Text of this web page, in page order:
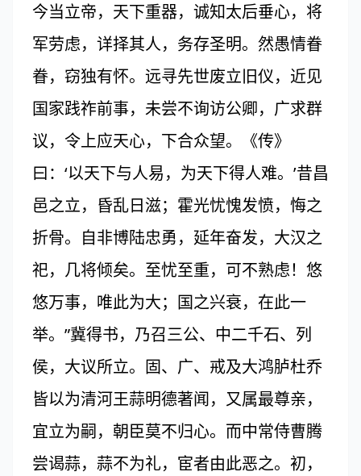
今当立帝，天下重器，诚知太后垂心，将
军劳虑，详择其人，务存圣明。然愚情眷
眷，窃独有怀。远寻先世废立旧仪，近见
国家践祚前事，未尝不询访公卿，广求群
议，令上应天心，下合众望。《传》
曰：‘以天下与人易，为天下得人难。’昔昌
邑之立，昏乱日滋；霍光忧愧发愤，悔之
折骨。自非博陆忠勇，延年奋发，大汉之
祀，几将倾矣。至忧至重，可不熟虑！悠
悠万事，唯此为大；国之兴衰，在此一
举。”冀得书，乃召三公、中二千石、列
侯，大议所立。固、广、戒及大鸿胪杜乔
皆以为清河王蒜明德著闻，又属最尊亲，
宜立为嗣，朝臣莫不归心。而中常侍曹腾
尝谒蒜，蒜不为礼，宦者由此恶之。初，